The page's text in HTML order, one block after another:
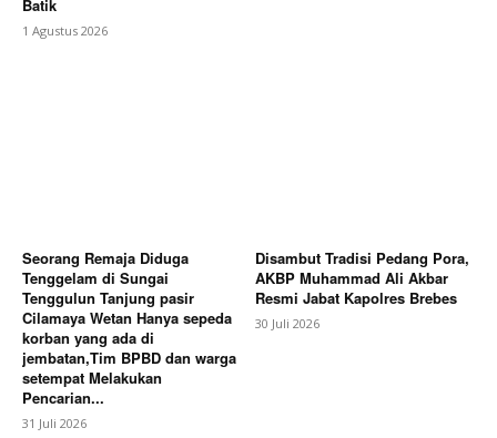
Batik
1 Agustus 2026
Seorang Remaja Diduga
Tenggelam di Sungai
Tenggulun Tanjung pasir
Cilamaya Wetan Hanya sepeda
korban yang ada di
jembatan,Tim BPBD dan warga
setempat Melakukan
Pencarian...
31 Juli 2026
Disambut Tradisi Pedang Pora,
AKBP Muhammad Ali Akbar
Resmi Jabat Kapolres Brebes
30 Juli 2026